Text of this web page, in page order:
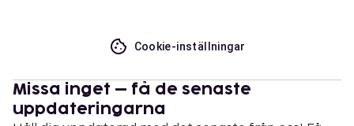
Cookie-inställningar
Missa inget – få de senaste
uppdateringarna